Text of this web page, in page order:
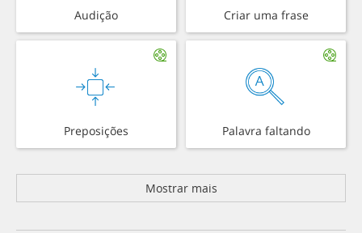
Audição Criar uma frase
Preposições Palavra faltando
Mostrar mais